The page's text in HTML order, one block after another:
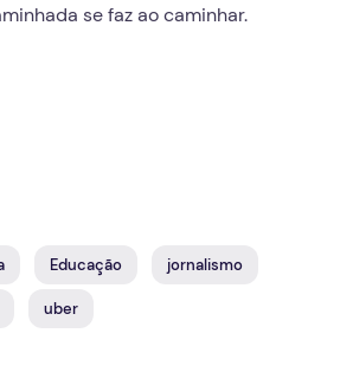
se faz ao caminhar.
Educação jornalismo
uber